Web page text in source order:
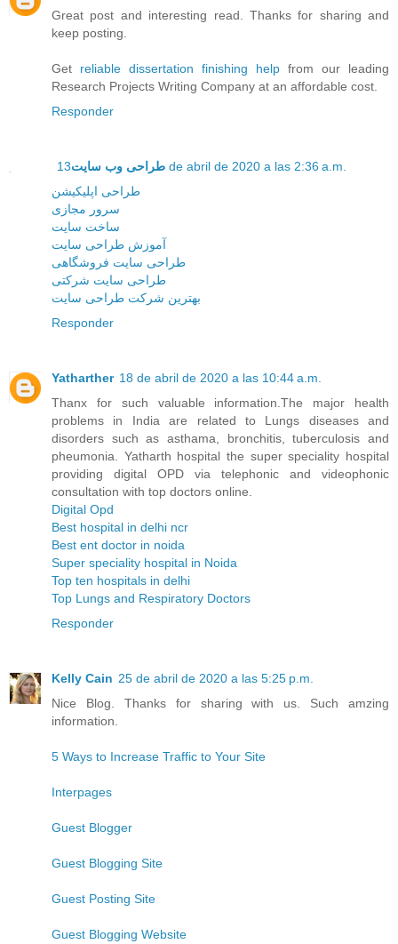
Great post and interesting read. Thanks for sharing and
keep posting.
Get reliable dissertation finishing help from our leading
Research Projects Writing Company at an affordable cost.
Responder
طراحی وب سایت 13 de abril de 2020 a las 2:36 a.m.
طراحی اپلیکیشن
سرور مجازی
ساخت سایت
آموزش طراحی سایت
طراحی سایت فروشگاهی
طراحی سایت شرکتی
بهترین شرکت طراحی سایت
Responder
Yatharther 18 de abril de 2020 a las 10:44 a.m.
Thanx for such valuable information.The major health
problems in India are related to Lungs diseases and
disorders such as asthama, bronchitis, tuberculosis and
pheumonia. Yatharth hospital the super speciality hospital
providing digital OPD via telephonic and videophonic
consultation with top doctors online.
Digital Opd
Best hospital in delhi ncr
Best ent doctor in noida
Super speciality hospital in Noida
Top ten hospitals in delhi
Top Lungs and Respiratory Doctors
Responder
Kelly Cain 25 de abril de 2020 a las 5:25 p.m.
Nice Blog. Thanks for sharing with us. Such amzing
information.
5 Ways to Increase Traffic to Your Site
Interpages
Guest Blogger
Guest Blogging Site
Guest Posting Site
Guest Blogging Website